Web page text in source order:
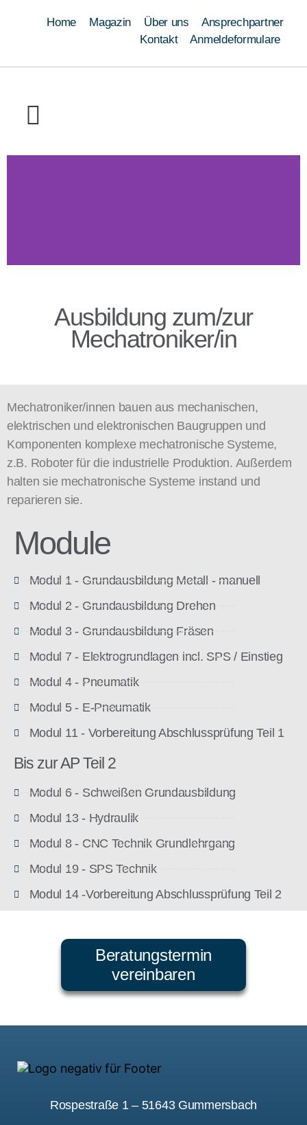
Home Magazin Über uns
Ansprechpartner
KontaktAnmeldeformulare
Ausbildung zum/zur
Mechatroniker/in
Mechatroniker/innen bauen aus mechanischen,
elektrischen und elektronischen Baugruppen und
Komponenten komplexe mechatronische Systeme,
z.B. Roboter für die industrielle Produktion. Außerdem
halten sie mechatronische Systeme instand und
reparieren sie.
Module
Modul 1 - Grundausbildung Metall - manuell
Modul 2 - Grundausbildung Drehen
Modul 3 - Grundausbildung Fräsen
Modul 7 - Elektrogrundlagen incl. SPS / Einstieg
Modul 4 - Pneumatik
Modul 5 - E-Pneumatik
Modul 11 - Vorbereitung Abschlussprüfung Teil 1
Bis zur AP Teil 2
Modul 6 - Schweißen Grundausbildung
Modul 13 - Hydraulik
Modul 8 - CNC Technik Grundlehrgang
Modul 19 - SPS Technik
Modul 14 -Vorbereitung Abschlussprüfung Teil 2
Beratungstermin
vereinbaren
Rospestraße 1 – 51643 Gummersbach